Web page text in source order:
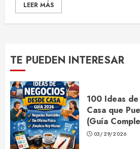
LEER MÁS
TE PUEDEN INTERESAR
100 Ideas
Casa que
(Guía
03/29/2026